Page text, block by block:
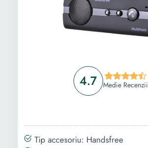
4.7 Medie Recenzii
Tip accesoriu: Handsfree